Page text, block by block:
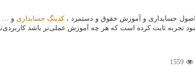
اصول حسابداری و آموزش حقوق و دستمزد ، کدینگ حسابداری و …
تجربه ثابت کرده است که هر چه آموزش عملی‌تر باشد
1559